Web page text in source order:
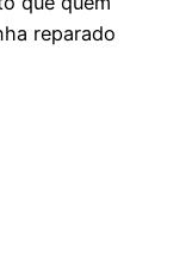
reparado